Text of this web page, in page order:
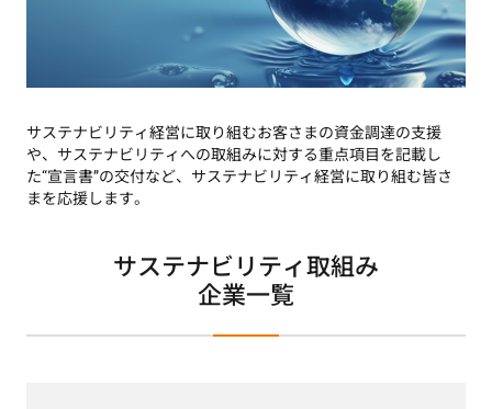
サステナビリティ経営に取り組むお客さまの資金調達の支援
や、サステナビリティへの取組みに対する重点項目を記載し
た“宣言書”の交付など、サステナビリティ経営に取り組む皆さ
まを応援します。
サステナビリティ取組み
企業一覧